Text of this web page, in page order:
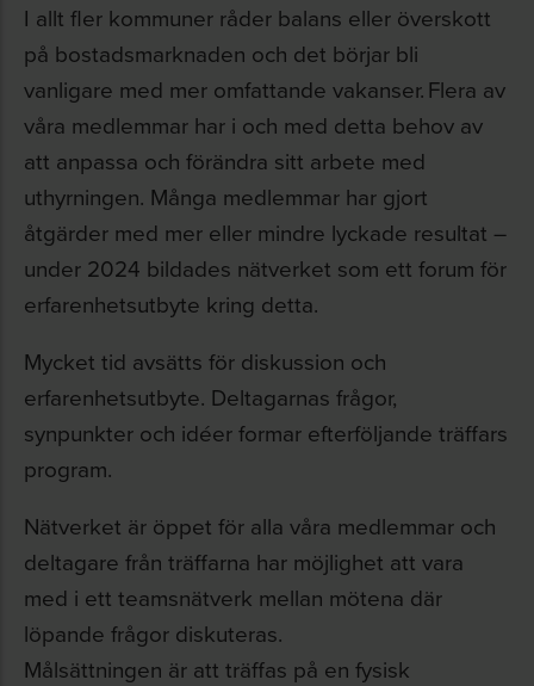
I allt fler kommuner råder balans eller överskott
på bostadsmarknaden och det börjar bli
vanligare med mer omfattande vakanser. Flera av
våra medlemmar har i och med detta behov av
att anpassa och förändra sitt arbete med
uthyrningen. Många medlemmar har gjort
åtgärder med mer eller mindre lyckade resultat –
under 2024 bildades nätverket som ett forum för
erfarenhetsutbyte kring detta.
Mycket tid avsätts för diskussion och
erfarenhetsutbyte. Deltagarnas frågor,
synpunkter och idéer formar efterföljande träffars
program.
Nätverket är öppet för alla våra medlemmar och
deltagare från träffarna har möjlighet att vara
med i ett teamsnätverk mellan mötena där
löpande frågor diskuteras.
Målsättningen är att träffas på en fysisk